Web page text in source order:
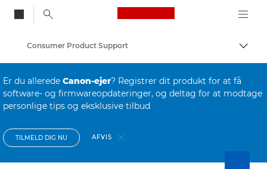
Canon Logo, back
Skift
Consumer Product Support
Er du allerede Canon-ejer? Registrer dit produkt for at få
software- og firmwareopdateringer, og deltag for at modtage
personlige tips og eksklusive tilbud
TILMELD DIG NU AFVIS